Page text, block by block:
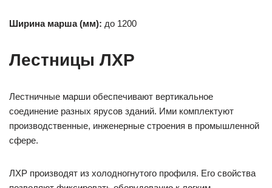
Ширина марша (мм): до 1200
Лестницы ЛХР
Лестничные марши обеспечивают вертикальное
соединение разных ярусов зданий. Ими комплектуют
производственные, инженерные строения в промышленной
сфере.
ЛХР производят из холодногнутого профиля. Его свойства